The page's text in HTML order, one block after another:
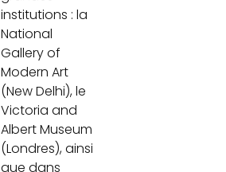
institutions : la
National
Gallery of
Modern Art
(New Delhi), le
Victoria and
Albert Museum
(Londres), ainsi
que dans